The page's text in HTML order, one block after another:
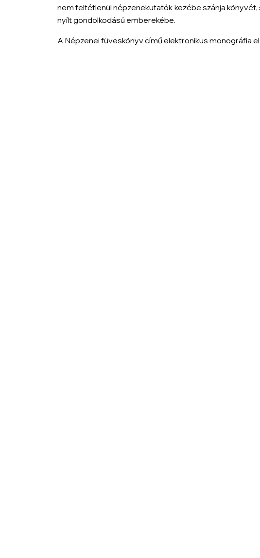
nem feltétlenül népzenekutatók kezébe szánja
nyílt gondolkodású emberekébe.
A Népzenei füveskönyv című elektronikus monográfia